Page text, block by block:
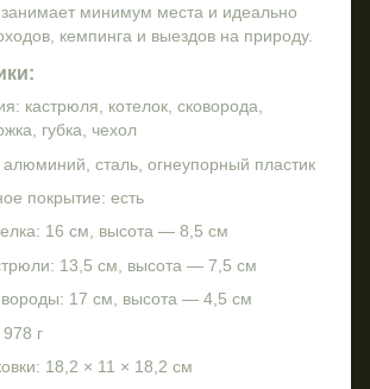
занимает минимум места и идеально
кемпинга и выездов на природу.
кастрюля, котелок, сковорода,
губка, чехол
сталь, огнеупорный пластик
покрытие: есть
16 см, высота — 8,5 см
13,5 см, высота — 7,5 см
17 см, высота — 4,5 см
г
18,2 × 11 × 18,2 см